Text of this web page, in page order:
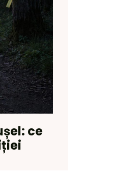
ce